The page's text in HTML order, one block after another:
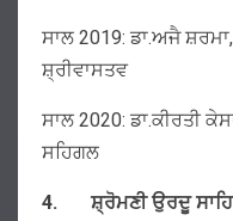
ਸਾਲ 2019: ਡਾ.ਅਜੈ
ਸ਼੍ਰੀਵਾਸਤਵ
ਸਾਲ 2020: ਡਾ.ਕੀਰਤੀ
ਸਹਿਗਲ
4. ਸ਼੍ਰੋਮਣੀ ਉਰਦੂ